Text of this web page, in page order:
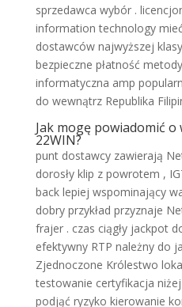
sprzedawca wybór .
information technology
dostawców najwyższej
bezpieczne płatność
informatyczna amp
do wewnątrz Republika
Jak mogę powiadomić
22WIN?
punt dostawcy zawierają
dorosły klip z powrotem ,
back lepiej wspominający
dobry przykład przyznaje
frajer . czas ciągły jackpot
efektywny RTP należny do
Zjednoczone Królestwo
testowanie certyfikacja
podjąć ryzyko kierowanie